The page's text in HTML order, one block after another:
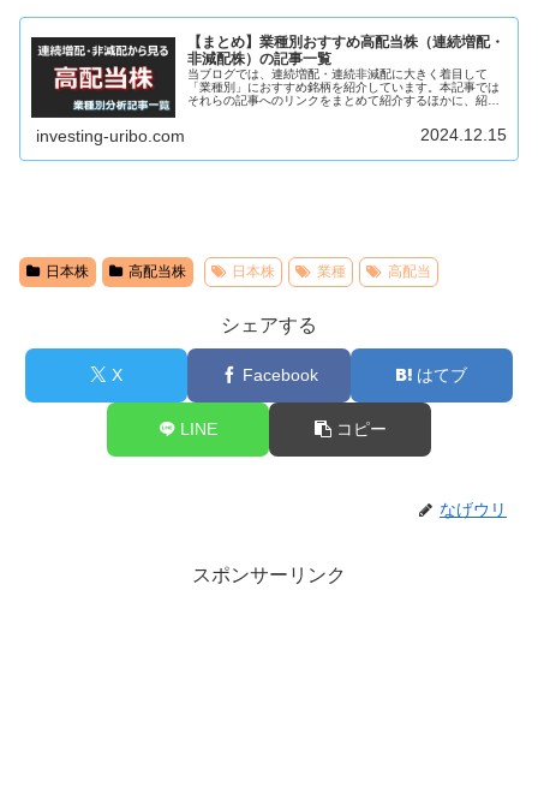
【まとめ】業種別おすすめ高配当株（連続増配・
非減配株）の記事一覧
当ブログでは、連続増配・連続非減配に大きく着目して
「業種別」におすすめ銘柄を紹介しています。本記事では
それらの記事へのリンクをまとめて紹介するほかに、紹介
investing-uribo.com 2024.12.15
日本株 高配当株 日本株 業種 高配当
シェアする
X Facebook はてブ
LINE コピー
なげウリ
スポンサーリンク